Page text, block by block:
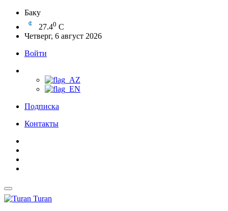
Баку
27.40 C
Четверг, 6 август 2026
Войти
Подписка
Контакты
Turan